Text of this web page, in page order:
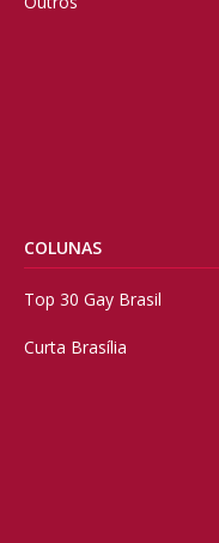
COLUNAS
Top 30 Gay Brasil
Curta Brasília